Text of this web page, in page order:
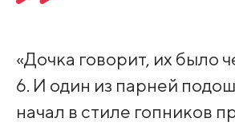
«Дочка говорит, их было
6. И один из парней
начал в стиле гопников